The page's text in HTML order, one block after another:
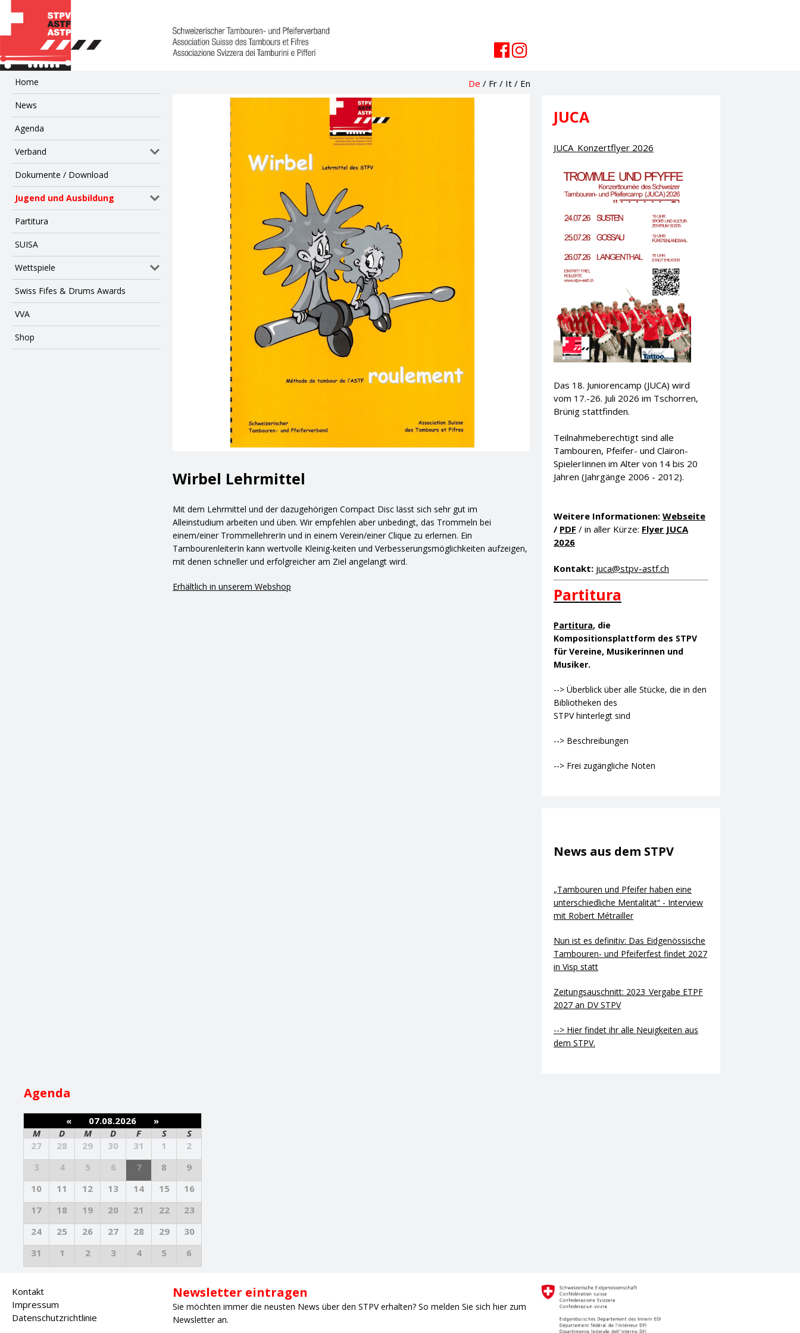
Home
News
Agenda
Verband
Dokumente / Download
Jugend und Ausbildung
Partitura
SUISA
Wettspiele
Swiss Fifes & Drums Awards
VVA
Shop
De / Fr / It / En
Wirbel Lehrmittel
Mit dem Lehrmittel und der dazugehörigen Compact Disc lässt sich sehr gut im
Alleinstudium arbeiten und üben. Wir empfehlen aber unbedingt, das Trommeln bei
einem/einer TrommellehrerIn und in einem Verein/einer Clique zu erlernen. Ein
TambourenleiterIn kann wertvolle Kleinig-keiten und Verbesserungsmöglichkeiten aufzeigen,
mit denen schneller und erfolgreicher am Ziel angelangt wird.
Erhältlich in unserem Webshop
JUCA
JUCA_Konzertflyer 2026
Das 18. Juniorencamp (JUCA) wird
vom 17.-26. Juli 2026 im Tschorren,
Brünig stattfinden.
Teilnahmeberechtigt sind alle
Tambouren, Pfeifer- und Clairon-
SpielerIinnen im Alter von 14 bis 20
Jahren (Jahrgänge 2006 - 2012).
Weitere Informationen: Webseite
/ PDF / in aller Kürze: Flyer JUCA
2026
Kontakt: juca@stpv-astf.ch
Partitura
Partitura, die
Kompositionsplattform des STPV
für Vereine, Musikerinnen und
Musiker.
--> Überblick über alle Stücke, die in den
Bibliotheken des
STPV hinterlegt sind
--> Beschreibungen
--> Frei zugängliche Noten
News aus dem STPV
„Tambouren und Pfeifer haben eine
unterschiedliche Mentalität“ - Interview
mit Robert Métrailler
Nun ist es definitiv: Das Eidgenössische
Tambouren- und Pfeiferfest findet 2027
in Visp statt
Zeitungsauschnitt: 2023_Vergabe ETPF
2027 an DV STPV
--> Hier findet ihr alle Neuigkeiten aus
dem STPV.
Agenda
« 07.08.2026
»
M
D M D F S
S
27
28 29 30 31 1
2
3
4 5 6 7 8
9
10
11 12 13 14 15
16
17
18 19 20 21 22
23
24
25 26 27 28 29
30
31
1 2 3 4 5 6
Kontakt
Impressum
Datenschutzrichtlinie
Newsletter eintragen
Sie möchten immer die neusten News über den STPV erhalten? So melden Sie sich hier zum
Newsletter an.